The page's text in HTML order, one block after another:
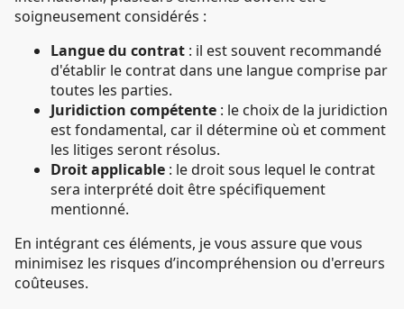
soigneusement considérés :
Langue du contrat : il est souvent recommandé
d'établir le contrat dans une langue comprise par
toutes les parties.
Juridiction compétente : le choix de la juridiction
est fondamental, car il détermine où et comment
les litiges seront résolus.
Droit applicable : le droit sous lequel le contrat
sera interprété doit être spécifiquement
mentionné.
En intégrant ces éléments, je vous assure que vous
minimisez les risques d’incompréhension ou d'erreurs
coûteuses.